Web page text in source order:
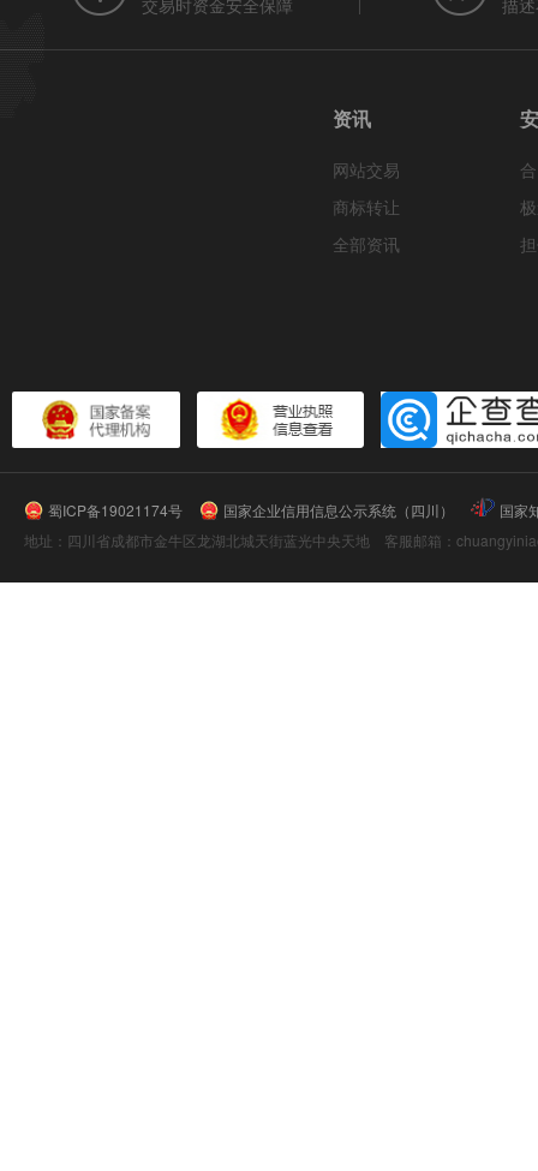
交易时资金安全保障 描
资讯
网站交易
商标转让
全部资讯
蜀ICP备19021174号 国家企业信用信息公示系统（四川）
国家
地址：四川省成都市金牛区龙湖北城天街蓝光中央天地 客服邮箱：